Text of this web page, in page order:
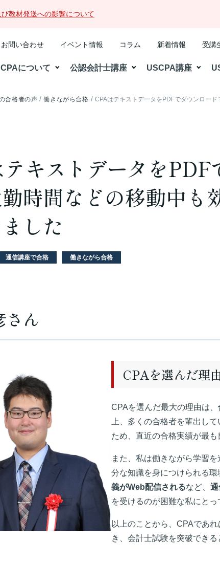
び教材発送への影響について
CPAについて 公認会計士講座 USCPA講座
お問い合わせ イベント情報 コラム 新着情報 受講
合格者の声 働きながら合格 CPAはテキストデータをPDFでダウンロー
キストデータをPDF
時間などの移動中も
した
通信講座で合格 働きながら合格
さん
CPAを選んだ理
CPAを選んだ最大の理由は、
上、多くの合格者を輩出し
ため、直近の合格実績が最も
また、私は働きながら学習
分な知識を身につけられる
義がWeb配信されるなど、 通
を受けるのが困難な私にと
以上のことから、CPAであ
き、会計士試験を突破でき